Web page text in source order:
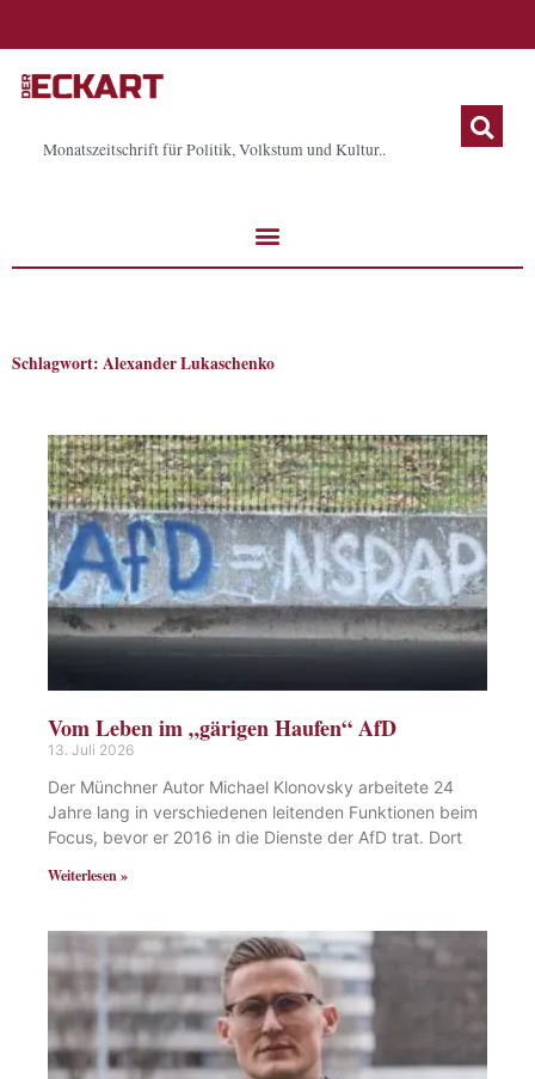
Monatszeitschrift für Politik, Volkstum und Kultur..
Schlagwort: Alexander Lukaschenko
Vom Leben im „gärigen Haufen“ AfD
13. Juli 2026
Der Münchner Autor Michael Klonovsky arbeitete 24
Jahre lang in verschiedenen leitenden Funktionen beim
Focus, bevor er 2016 in die Dienste der AfD trat. Dort
Weiterlesen »
SeiteSeiteSeiteSeiteSeite